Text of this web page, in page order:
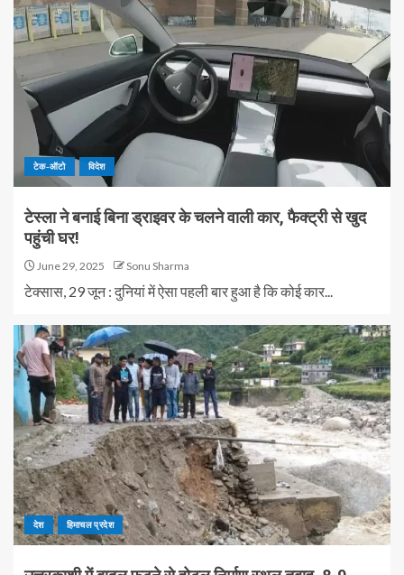
टेक-ऑटो विदेश
टेस्ला ने बनाई बिना ड्राइवर के चलने वाली कार, फैक्ट्री से खुद
पहुंची घर!
June 29, 2025 Sonu Sharma
टेक्सास, 29 जून : दुनियां में ऐसा पहली बार हुआ है कि कोई कार...
देश हिमाचल प्रदेश